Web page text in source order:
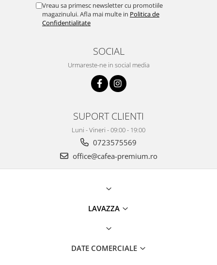
Vreau sa primesc newsletter cu promotiile
magazinului. Afla mai multe in Politica de
Confidentialitate
SOCIAL
Urmareste-ne in social media
SUPORT CLIENTI
Luni - Vineri - 09:00 - 19:00
0723575569
office@cafea-premium.ro
LAVAZZA
DATE COMERCIALE